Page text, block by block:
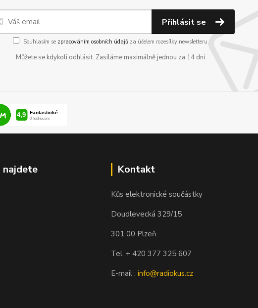
Přihlásit se
Souhlasím se zpracováním osobních údajů za účelem rozesílky newsletteru.
Můžete se kdykoli odhlásit. Zasíláme maximálně jednou za 14 dní.
najdete Kontakt
Kůs elektronické součástky
Doudlevecká 329/15
301 00 Plzeň
Tel. + 420 377 325 607
E-mail : info@radiokus.cz